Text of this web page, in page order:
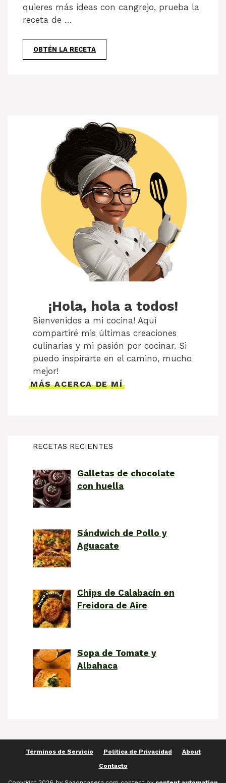
quieres más ideas con cangrejo, prueba la
receta de …
OBTÉN LA RECETA
¡Hola, hola a todos!
Bienvenidos a mi cocina! Aquí
compartiré mis últimas creaciones
culinarias y mi pasión por cocinar. Si
puedo inspirarte en el camino, mucho
mejor!
MÁS ACERCA DE MÍ
RECETAS RECIENTES
Galletas de chocolate
con huella
Sándwich de Pollo y
Aguacate
Chips de Calabacín en
Freidora de Aire
Sopa de Tomate y
Albahaca
Términos de Servicio Política de Privacidad
About
Contacto